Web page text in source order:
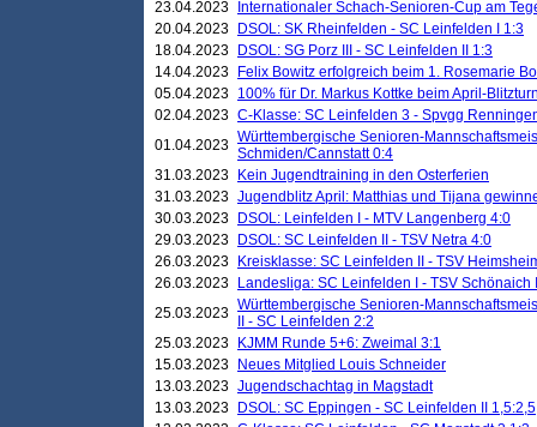
23.04.2023
Internationaler Schach-Senioren-Cup am
20.04.2023
DSOL: SK Rheinfelden - SC Leinfelden I 1:3
18.04.2023
DSOL: SG Porz III - SC Leinfelden II 1:3
14.04.2023
Felix Bowitz erfolgreich beim 1. Rosemarie
05.04.2023 100% für Dr. Markus Kottke beim April-
02.04.2023 C-Klasse: SC Leinfelden 3 - Spvgg
01.04.2023 Württembergische Senioren-
Schmiden/Cannstatt 0:4
31.03.2023
Kein Jugendtraining in den Osterferien
31.03.2023 Jugendblitz April: Matthias und Tijana
30.03.2023
DSOL: Leinfelden I - MTV Langenberg 4:0
29.03.2023
DSOL: SC Leinfelden II - TSV Netra 4:0
26.03.2023
Kreisklasse: SC Leinfelden II - TSV
26.03.2023
Landesliga: SC Leinfelden I - TSV Schönaich
25.03.2023 Württembergische Senioren-
II - SC Leinfelden 2:2
25.03.2023
KJMM Runde 5+6: Zweimal 3:1
15.03.2023
Neues Mitglied Louis Schneider
13.03.2023 Jugendschachtag in Magstadt
13.03.2023
DSOL: SC Eppingen - SC Leinfelden II 1,5:2,5